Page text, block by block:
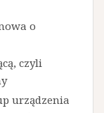
o
czyli
urządzenia